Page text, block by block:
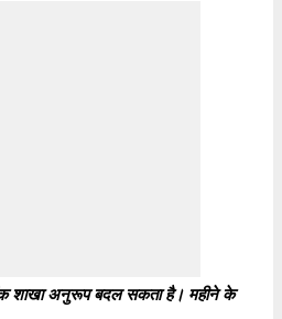
शाखा अनुरूप बदल सकता है। महीने के